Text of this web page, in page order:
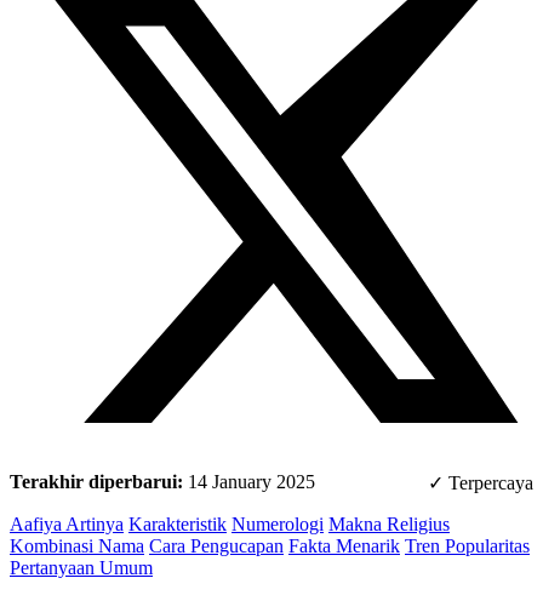
Terakhir diperbarui: 14 January 2025
✓ Terpercaya
Aafiya Artinya Karakteristik Numerologi Makna Religius
Kombinasi Nama Cara Pengucapan Fakta Menarik Tren Popularitas
Pertanyaan Umum